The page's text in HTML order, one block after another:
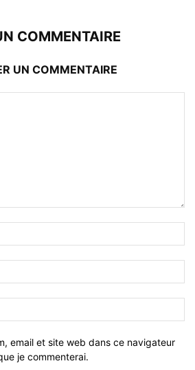
COMMENTAIRE
UN COMMENTAIRE
email et site web dans ce navigateur
je commenterai.